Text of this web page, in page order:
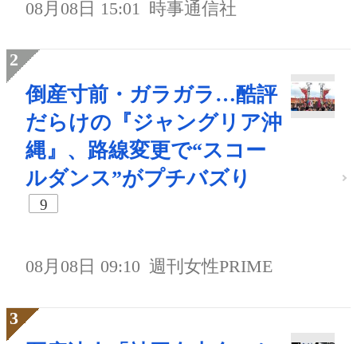
08月08日 15:01 時事通信社
倒産寸前・ガラガラ…酷評
だらけの『ジャングリア沖
縄』、路線変更で“スコー
ルダンス”がプチバズり
9
08月08日 09:10 週刊女性PRIME